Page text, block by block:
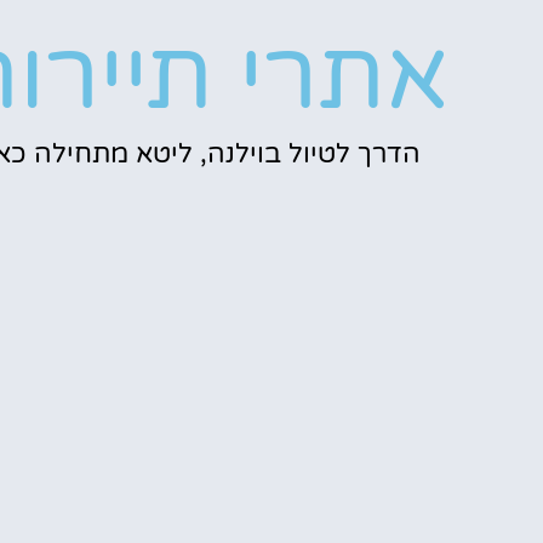
אתרי
הדרך לטיול בוילנה, ליטא מתחילה